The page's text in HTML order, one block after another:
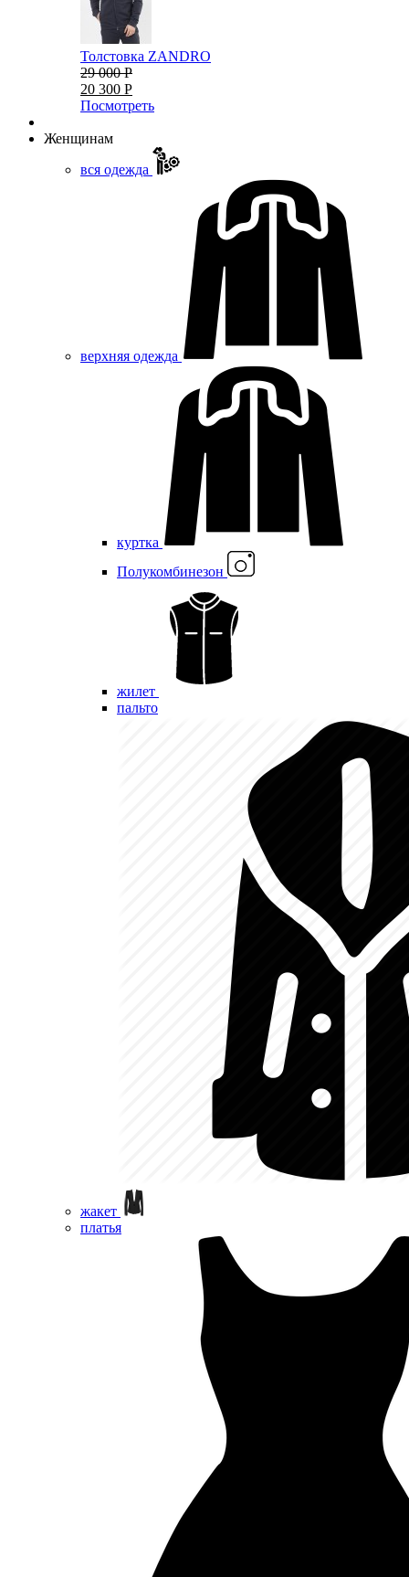
Толстовка ZANDRO
29 000 Р
20 300 Р
Посмотреть
Женщинам
вся одежда
верхняя одежда
куртка
Полукомбинезон
жилет
пальто
жакет
платья